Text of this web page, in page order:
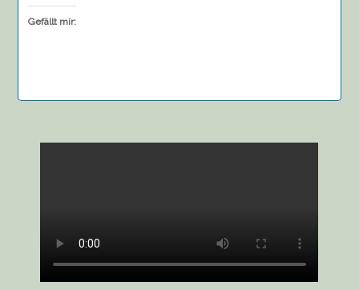
Gefällt mir: